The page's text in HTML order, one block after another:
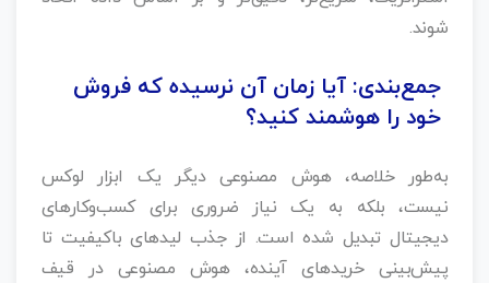
شوند.
جمع‌بندی: آیا زمان آن نرسیده که فروش
خود را هوشمند کنید؟
به‌طور خلاصه، هوش مصنوعی دیگر یک ابزار لوکس
نیست، بلکه به یک نیاز ضروری برای کسب‌وکارهای
دیجیتال تبدیل شده است. از جذب لیدهای باکیفیت تا
پیش‌بینی خریدهای آینده، هوش مصنوعی در قیف